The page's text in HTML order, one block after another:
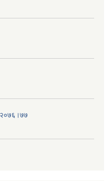
२०७६।७७